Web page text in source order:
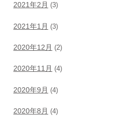
2021年2月 (3)
2021年1月 (3)
2020年12月 (2)
2020年11月 (4)
2020年9月 (4)
2020年8月 (4)